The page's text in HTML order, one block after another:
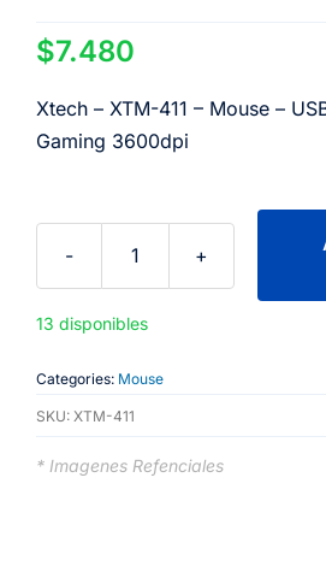
$7.480
Xtech – XTM-411 – Mouse –
Gaming 3600dpi
Xtech
XTM-
-
13 disponibles
Categories: Mouse
SKU: XTM-411
* Imagenes Refenciales